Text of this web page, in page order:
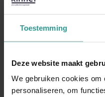
Toestemming
Deze website maakt
We gebruiken cookies
personaliseren, om
Binnen 1